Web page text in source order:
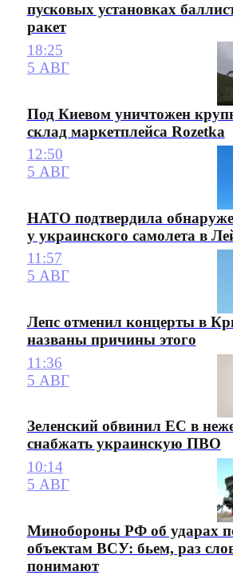
пусковых установках
ракет
18:25
5 АВГ
Под Киевом уничтожен
склад маркетплейса Rozetka
12:50
5 АВГ
НАТО подтвердила
у украинского самолета в
11:57
5 АВГ
Лепс отменил концерты в
названы причины этого
11:36
5 АВГ
Зеленский обвинил ЕС в
снабжать украинскую ПВО
10:14
5 АВГ
Минобороны РФ об ударах
объектам ВСУ: бьем, раз
понимают